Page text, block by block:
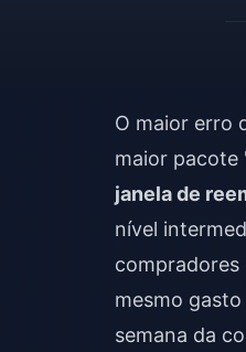
O maior erro
maior pacote
janela de
nível
compradores
mesmo
semana da